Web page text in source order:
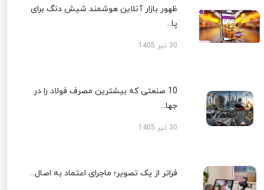
ظهور بازار آنلاین هوشمند شیش دنگ برای
پا...
30 تیر 1405
10 صنعتی که بیشترین مصرف فولاد را در
جها...
30 تیر 1405
فراتر از یک تصویر؛ ماجرای اعتماد به اصال...